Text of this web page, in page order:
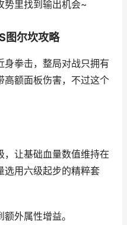
势里找到输出机会~
图尔坎攻略
身拳击，整局对战只拥有
高额面板伤害，不过这个
，让基础血量数值维持在
选用六级起步的精粹套
外属性增益。